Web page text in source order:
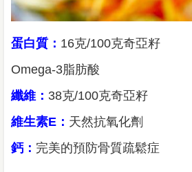
蛋白質： 16克/100克奇亞籽
Omega-3脂肪酸
纖維： 38克/100克奇亞籽
維生素E： 天然抗氧化劑
鈣： 完美的預防骨質疏鬆症